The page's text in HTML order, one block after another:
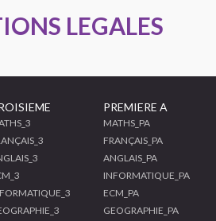
LEGALES
PREMIERE A
MATHS_PA
FRANÇAIS_PA
ANGLAIS_PA
INFORMATIQUE_PA
ECM_PA
GEOGRAPHIE_PA